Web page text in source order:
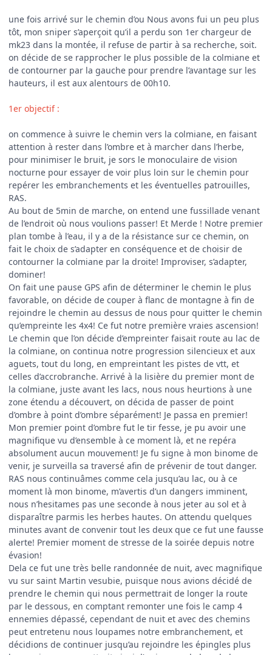
une fois arrivé sur le chemin d’ou Nous avons fui un peu plus
tôt, mon sniper s’aperçoit qu’il a perdu son 1er chargeur de
mk23 dans la montée, il refuse de partir à sa recherche, soit.
on décide de se rapprocher le plus possible de la colmiane et
de contourner par la gauche pour prendre l’avantage sur les
hauteurs, il est aux alentours de 00h10.
1er objectif :
on commence à suivre le chemin vers la colmiane, en faisant
attention à rester dans l’ombre et à marcher dans l’herbe,
pour minimiser le bruit, je sors le monoculaire de vision
nocturne pour essayer de voir plus loin sur le chemin pour
repérer les embranchements et les éventuelles patrouilles,
RAS.
Au bout de 5min de marche, on entend une fussillade venant
de l’endroit où nous voulions passer! Et Merde ! Notre premier
plan tombe à l’eau, il y a de la résistance sur ce chemin, on
fait le choix de s’adapter en conséquence et de choisir de
contourner la colmiane par la droite! Improviser, s’adapter,
dominer!
On fait une pause GPS afin de déterminer le chemin le plus
favorable, on décide de couper à flanc de montagne à fin de
rejoindre le chemin au dessus de nous pour quitter le chemin
qu’empreinte les 4x4! Ce fut notre première vraies ascension!
Le chemin que l’on décide d’empreinter faisait route au lac de
la colmiane, on continua notre progression silencieux et aux
aguets, tout du long, en empreintant les pistes de vtt, et
celles d’accrobranche. Arrivé à la lisière du premier mont de
la colmiane, juste avant les lacs, nous nous heurtions à une
zone étendu a découvert, on décida de passer de point
d’ombre à point d’ombre séparément! Je passa en premier!
Mon premier point d’ombre fut le tir fesse, je pu avoir une
magnifique vu d’ensemble à ce moment là, et ne repéra
absolument aucun mouvement! Je fu signe à mon binome de
venir, je surveilla sa traversé afin de prévenir de tout danger.
RAS nous continuâmes comme cela jusqu’au lac, ou à ce
moment là mon binome, m’avertis d’un dangers imminent,
nous n’hesitames pas une seconde à nous jeter au sol et à
disparaître parmis les herbes hautes. On attendu quelques
minutes avant de convenir tout les deux que ce fut une fausse
alerte! Premier moment de stresse de la soirée depuis notre
évasion!
Dela ce fut une très belle randonnée de nuit, avec magnifique
vu sur saint Martin vesubie, puisque nous avions décidé de
prendre le chemin qui nous permettrait de longer la route
par le dessous, en comptant remonter une fois le camp 4
ennemies dépassé, cependant de nuit et avec des chemins
peut entretenu nous loupames notre embranchement, et
décidions de continuer jusqu’au rejoindre les épingles plus